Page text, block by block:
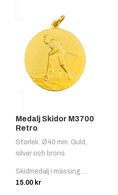
Medalj Skidor M3700
Retro
Storlek: Ø40 mm. Guld,
silver och brons.
Skidmedalj i mässing. ...
15.00 kr